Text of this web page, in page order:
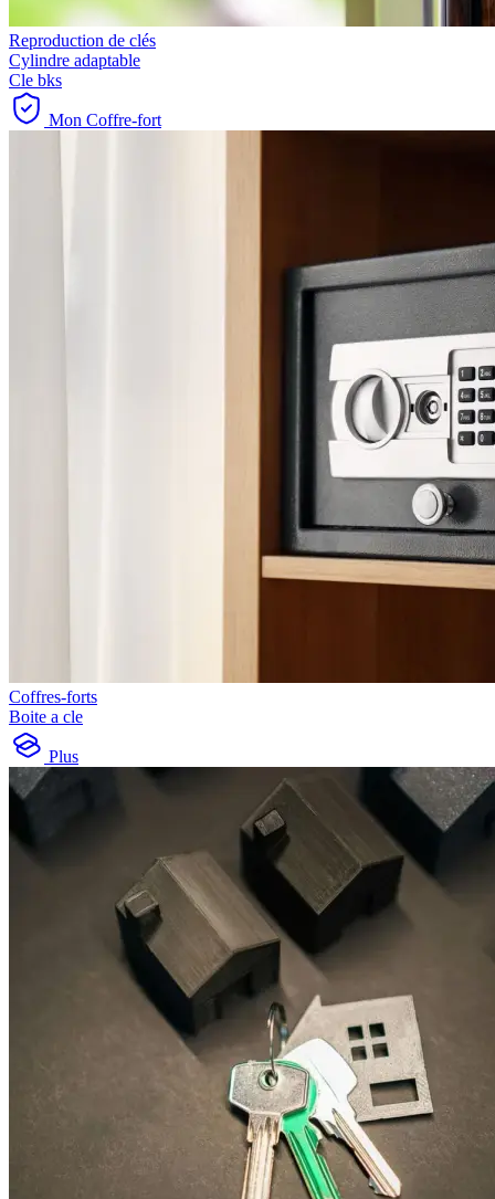
Reproduction de clés
Cylindre adaptable
Cle bks
Mon Coffre-fort
Coffres-forts
Boite a cle
Plus